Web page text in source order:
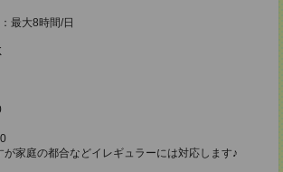
最大8時間/日
家庭の都合などイレギュラーには対応します♪